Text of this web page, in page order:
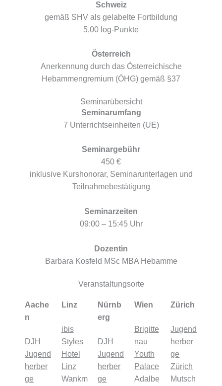
Schweiz
gemäß SHV als gelabelte Fortbildung
5,00 log-Punkte
Österreich
Anerkennung durch das Österreichische
Hebammengremium (ÖHG) gemäß §37
Seminarübersicht
Seminarumfang
7 Unterrichtseinheiten (UE)
Seminargebühr
450 €
inklusive Kurshonorar, Seminarunterlagen und
Teilnahmebestätigung
Seminarzeiten
09:00 – 15:45 Uhr
Dozentin
Barbara Kosfeld MSc MBA Hebamme
Veranstaltungsorte
Aache
n
DJH
Jugend
herber
ge
Linz
ibis
Styles
Hotel
Linz
Wankm
Nürnb
erg
DJH
Jugend
herber
ge
Wien
Brigitte
nau
Youth
Palace
Adalbe
Zürich
Jugend
herber
ge
Zürich
Mutsch